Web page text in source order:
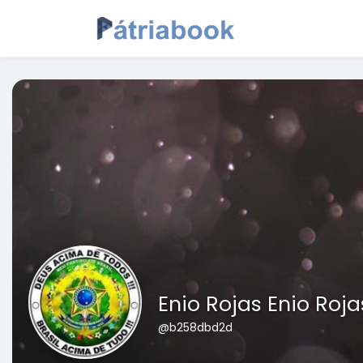
Enio Rojas Enio
@b258dbd2d